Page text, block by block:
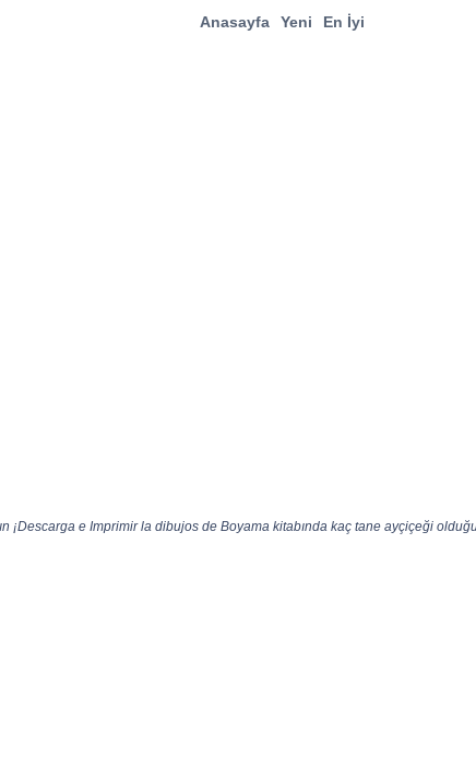
Anasayfa Yeni En İyi
¡Descarga e Imprimir la dibujos de Boyama kitabında kaç tane ayçiçeği